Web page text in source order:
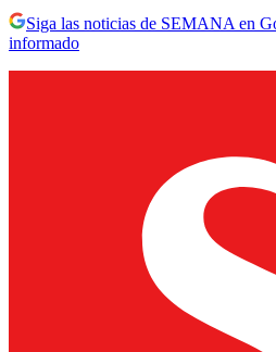
Siga las noticias de SEMANA en
informado